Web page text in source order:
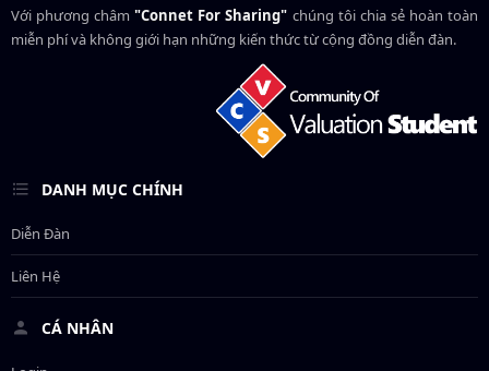
Với phương châm"Connet For Sharing" chúng tôi chia sẻ hoàn toàn
miễn phí và không giới hạn những kiến thức từ cộng đồng diễn đàn.
DANH MỤC CHÍNH
Diễn Đàn
Liên Hệ
CÁ NHÂN